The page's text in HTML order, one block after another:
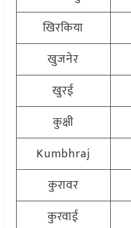
खिरकिया
खुजनेर
खुरई
कुक्षी
Kumbhraj
कुरावर
कुरवाई